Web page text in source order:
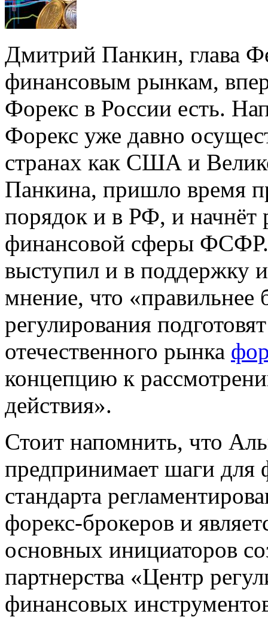
Дмитрий Панкин, глава
финансовым рынкам,
Форекс в России есть.
Форекс уже давно
странах как США и
Панкина, пришло время
порядок и в РФ, и начнёт
финансовой сферы
выступил и в поддержку
мнение, что «правильнее
регулирования
отечественного рынка
концепцию к
действия».
Стоит напомнить, что
предпринимает шаги для
стандарта
форекс-брокеров и
основных инициаторов
партнерства «Центр
финансовых